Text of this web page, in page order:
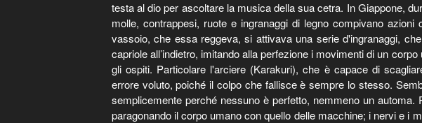
testa al dio per ascoltare la musica della sua cetra. In Giappone,
molle, contrappesi, ruote e ingranaggi di legno compivano azioni
vassoio, che essa reggeva, si attivava una serie d'ingranaggi,
capriole all’indietro, imitando alla perfezione i movimenti di un
gli ospiti. Particolare l'arciere (Karakuri), che è capace di
errore voluto, poiché il colpo che fallisce è sempre lo stesso.
semplicemente perché nessuno è perfetto, nemmeno un
paragonando il corpo umano con quello delle macchine; i nervi e i